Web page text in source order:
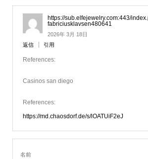
https://sub.elfejewelry.com:443/
fabriciusklavsen480641
2026年 3月 18日
返信
引用
References:
Casinos san diego
References:
https://md.chaosdorf.de/s/lOATUiF2eJ
名前